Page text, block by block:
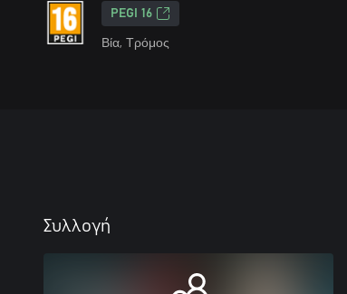
PEGI 16
Βία, Τρόμος
Συλλογή